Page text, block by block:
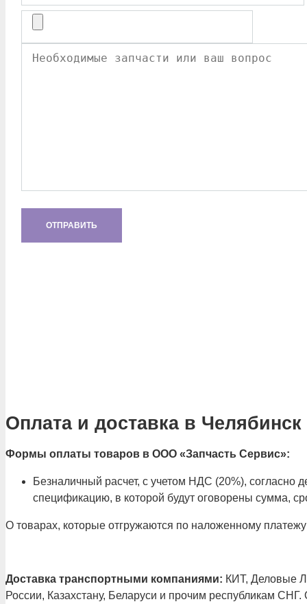
Оплата и доставка в Челябинск
Формы оплаты товаров в ООО «Запчасть Сервис»:
Безналичный расчет, с учетом НДС (20%),
спецификацию, в которой будут оговорены сумма,
О товарах, которые отгружаются по наложенному
Доставка транспортными компаниями: КИТ, Деловые
России, Казахстану, Беларуси и прочим республикам